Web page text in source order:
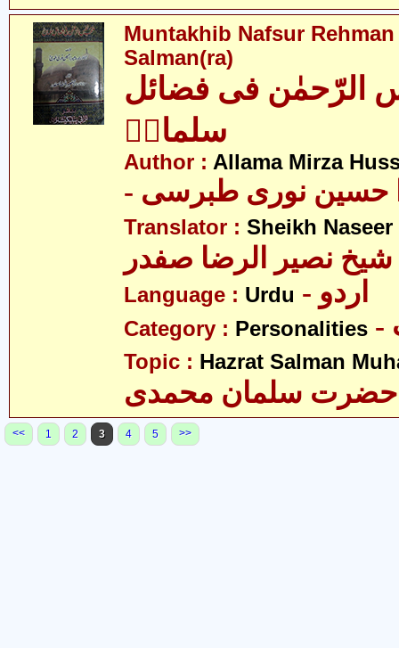
Muntakhib Nafsur Rehman
Salman(ra)
الرّحمٰن فی فضائل
سلمانؑ
Author : Allama Mirza
حسین نوری طبرسی
Translator : Sheikh Naseer
شیخ نصیر الرضا صفدر
Language : Urdu - اردو
Category : Personalities
Topic : Hazrat Salman
حضرت سلمان محمدی
<< 1 2 3 4 5 >>